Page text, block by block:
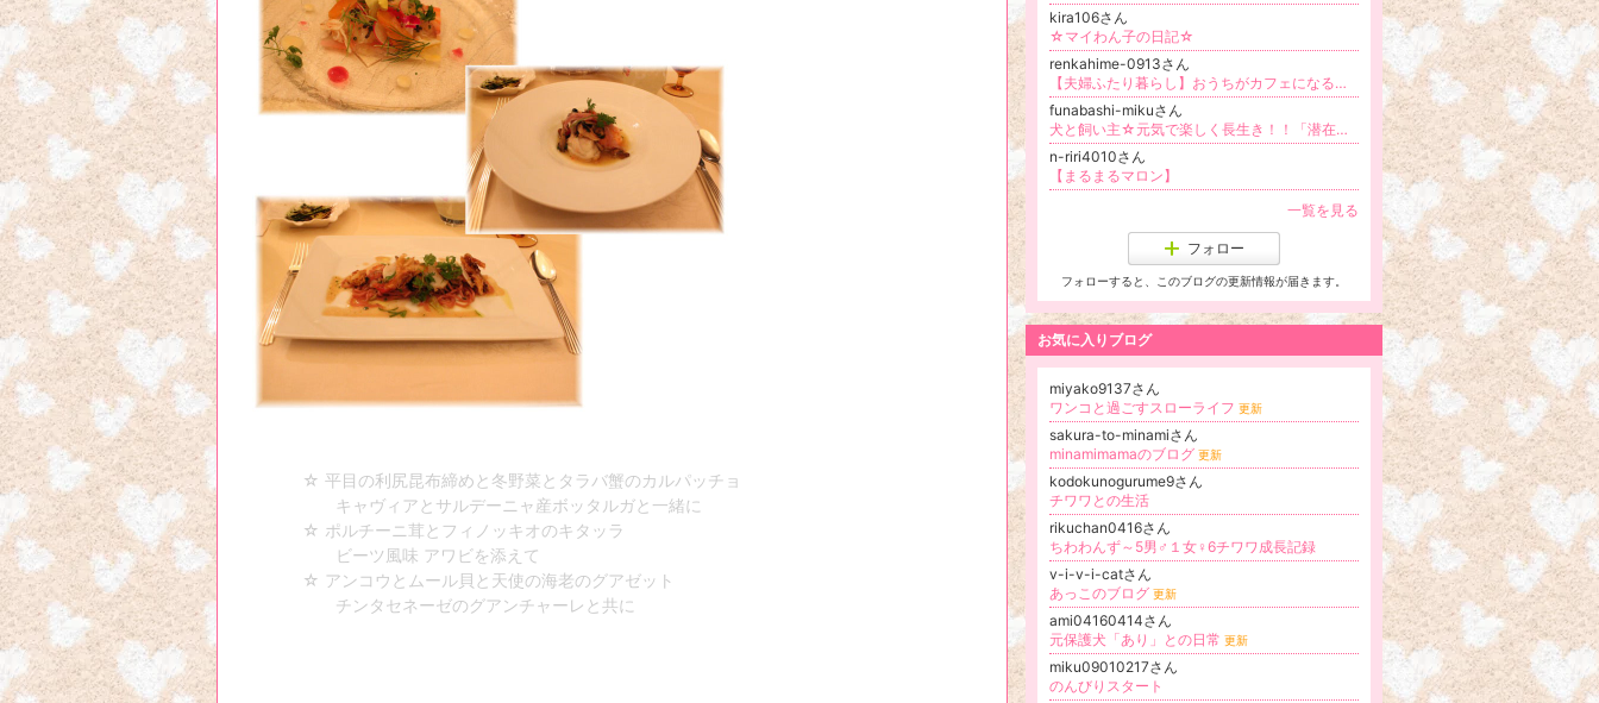
☆ 平目の利尻昆布締めと冬野菜とタラバ蟹のカルパッチョ
キャヴィアとサルデーニャ産ボッタルガと一緒に
☆ ポルチーニ茸とフィノッキオのキタッラ
ビーツ風味 アワビを添えて
☆ アンコウとムール貝と天使の海老のグアゼット
チンタセネーゼのグアンチャーレと共に
kira106さん
☆マイわん子の日記☆
renkahime-0913さん
【夫婦ふたり暮らし】おうちがカフェになるインテリア
funabashi-mikuさん
犬と飼い主☆元気で楽しく長生き！！「潜在意識・自然治癒力・食事・アロマ・ハーブ・漢方・しつけ・愛」
n-riri4010さん
【まるまるマロン】
一覧を見る
フォロー
フォローすると、このブログの更新情報が届きます。
お気に入りブログ
miyako9137さん
ワンコと過ごすスローライフ 更新
sakura-to-minamiさん
minamimamaのブログ 更新
kodokunogurume9さん
チワワとの生活
rikuchan0416さん
ちわわんず～5男♂１女♀6チワワ成長記録
v-i-v-i-catさん
あっこのブログ 更新
ami04160414さん
元保護犬「あり」との日常 更新
miku09010217さん
のんびりスタート